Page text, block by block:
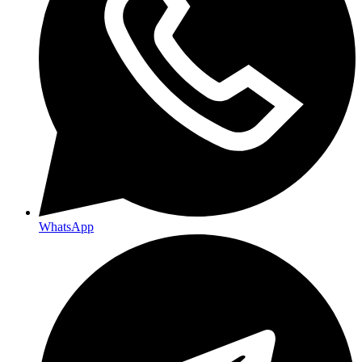
WhatsApp